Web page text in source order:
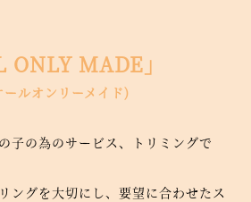
ONLY MADE」
ールオンリーメイド)
子の為のサービス、トリミングで
ングを大切にし、要望に合わせたス